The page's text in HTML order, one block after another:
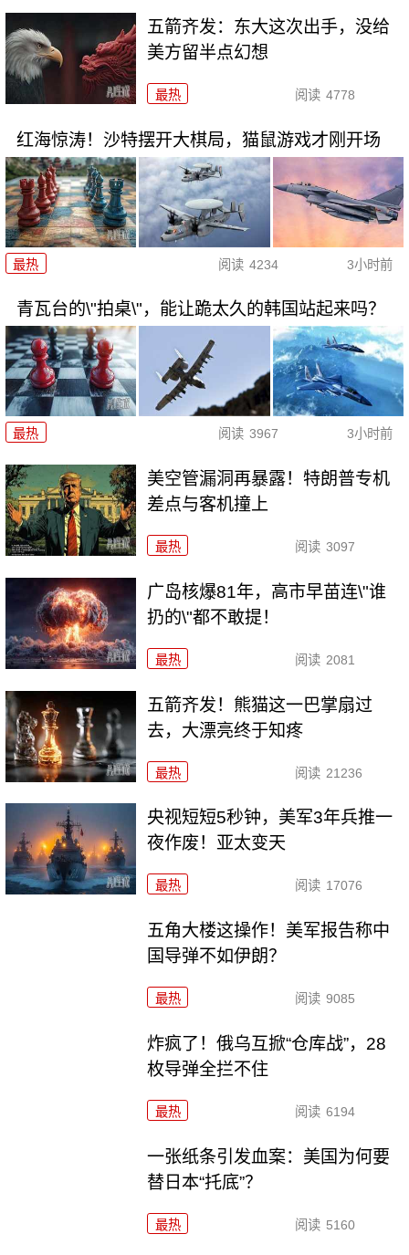
五箭齐发：东大这次出手，没给
美方留半点幻想
最热 阅读 4778
红海惊涛！沙特摆开大棋局，猫鼠游戏才刚开场
最热 阅读 4234 3小时前
青瓦台的\"拍桌\"，能让跪太久的韩国站起来吗？
最热 阅读 3967 3小时前
美空管漏洞再暴露！特朗普专机
差点与客机撞上
最热 阅读 3097
广岛核爆81年，高市早苗连\"谁
扔的\"都不敢提！
最热 阅读 2081
五箭齐发！熊猫这一巴掌扇过
去，大漂亮终于知疼
最热 阅读 21236
央视短短5秒钟，美军3年兵推一
夜作废！亚太变天
最热 阅读 17076
五角大楼这操作！美军报告称中
国导弹不如伊朗？
最热 阅读 9085
炸疯了！俄乌互掀“仓库战”，28
枚导弹全拦不住
最热 阅读 6194
一张纸条引发血案：美国为何要
替日本“托底”？
最热 阅读 5160